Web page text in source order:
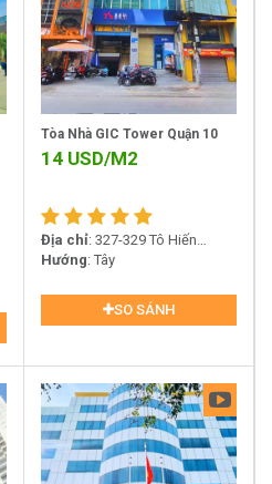
Tòa Nhà GIC Tower Quận 10
14 USD/M2
Địa chỉ: 327-329 Tô Hiến
Thành, Phường 13, Quận 10
Hướng : Tây
SO SÁNH